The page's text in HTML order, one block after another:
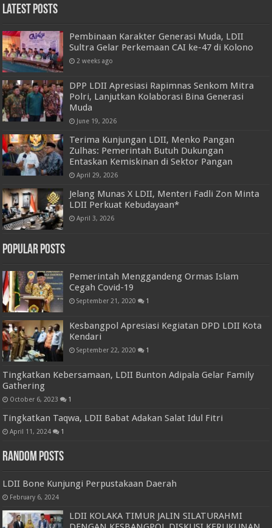
Latest Posts
Pembinaan Karakter Generasi Muda, LDII
Sultra Gelar Perkemaan CAI ke-47 di Kolono
2 weeks ago
DPP LDII Apresiasi Rapimnas Senkom Mitra
Polri, Lanjutkan Kolaborasi Bina Generasi
Muda
June 19, 2026
Terima Kunjungan LDII, Menko Pangan
Zulhas: Pemerintah Butuh Dukungan
Entaskan Kemiskinan di Sektor Pangan
April 29, 2026
Jelang Munas X LDII, Menteri Fadli Zon Minta
LDII Perkuat Kebudayaan*
April 3, 2026
Popular Posts
Pemerintah Menggandeng Ormas Islam
Cegah Covid-19
September 21, 2020 1
Kesbangpol Apresiasi Kegiatan DPD LDII Kota
Kendari
September 22, 2020 1
Tingkatkan Kebersamaan, LDII Bunton Adipala Gelar Family
Gathering
October 6, 2023 1
Tingkatkan Taqwa, LDII Babat Adakan Salat Idul Fitri
April 11, 2024 1
Random Posts
LDII Bone Kunjungi Perpustakaan Daerah
February 6, 2024
LDII KOLAKA TIMUR JALIN SILATURAHMI